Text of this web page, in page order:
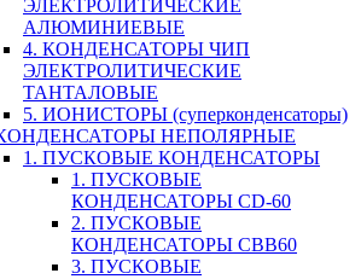
ЭЛЕКТРОЛИТИЧЕСКИЕ
АЛЮМИНИЕВЫЕ
4. КОНДЕНСАТОРЫ ЧИП
ЭЛЕКТРОЛИТИЧЕСКИЕ
ТАНТАЛОВЫЕ
5. ИОНИСТОРЫ (суперконденсаторы)
НЕПОЛЯРНЫЕ
1. ПУСКОВЫЕ КОНДЕНСАТОРЫ
1. ПУСКОВЫЕ
КОНДЕНСАТОРЫ CD-60
2. ПУСКОВЫЕ
КОНДЕНСАТОРЫ CBB60
3. ПУСКОВЫЕ